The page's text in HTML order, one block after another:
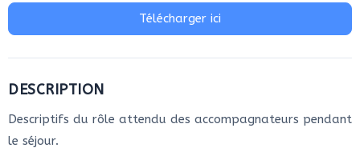
Télécharger ici
DESCRIPTION
Descriptifs du rôle attendu des accompagnateurs pendant
le séjour.